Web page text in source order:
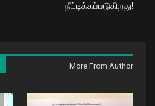
நீட்டிக்கப்படுகிறது!
More From Author